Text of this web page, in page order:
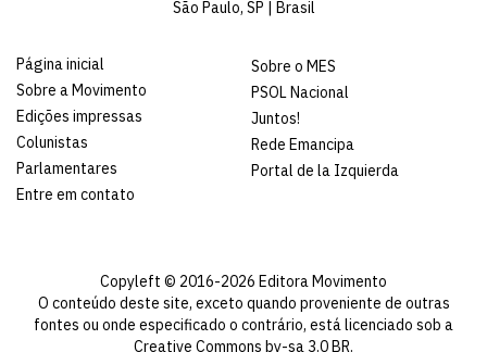
São Paulo, SP | Brasil
Página inicial
Sobre a Movimento
Edições impressas
Colunistas
Parlamentares
Entre em contato
Sobre o MES
PSOL Nacional
Juntos!
Rede Emancipa
Portal de la Izquierda
Copyleft © 2016-2026 Editora Movimento
O conteúdo deste site, exceto quando proveniente de outras
fontes ou onde especificado o contrário, está licenciado sob a
Creative Commons by-sa 3.0 BR.